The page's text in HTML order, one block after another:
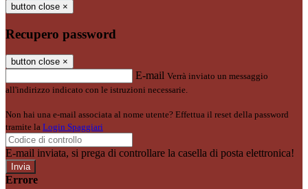
button close ×
Recupero password
button close ×
E-mail Verrà inviato un messaggio
all'indirizzo indicato con le istruzioni necessarie.
Non hai una e-mail associata al nome utente? Effettua il reset della password
tramite la Login Spaggiari
E-mail inviata, si prega di controllare la casella di posta elettronica!
Errore